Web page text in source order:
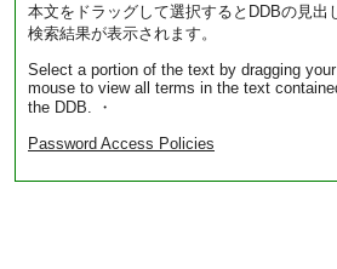
本文をドラッグして選択するとDDBの見出
検索結果が表示されます。
Select a portion of the text by dragging your
mouse to view all terms in the text
the DDB. ・
Password Access Policies